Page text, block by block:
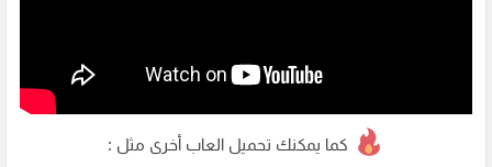
كما يمكنك تحميل العاب أخرى مثل :